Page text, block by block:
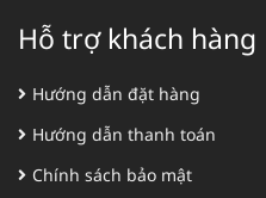
Hỗ trợ khách hàng
Hướng dẫn đặt hàng
Hướng dẫn thanh toán
Chính sách bảo mật